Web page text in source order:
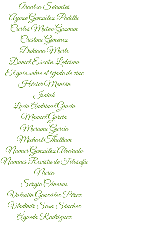
Arantxa Serantes
Ayoze González Padilla
Carlos Mateo Guzman
Cristina Giménez
Dahiana Marte
Daniel Escoto Ledesma
El gato sobre el tejado de zinc
Héctor Montón
Isaiah
Lucía Andrinal Gracia
Manuel García
Mariana García
Michael Thallium
Numar González Alvarado
Numinis Revista de Filosofía
Nuria
Sergio Cánovas
Valentín González Pérez
Vladimir Sosa Sánchez
Águeda Rodríguez